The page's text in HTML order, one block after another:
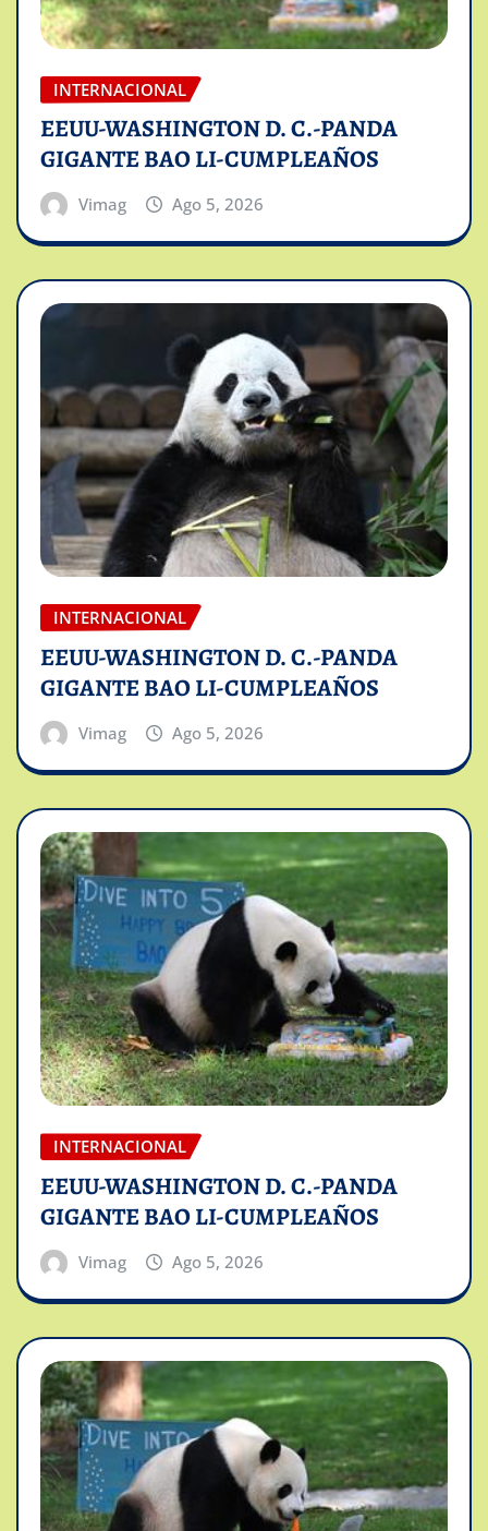
INTERNACIONAL
EEUU-WASHINGTON D. C.-PANDA
GIGANTE BAO LI-CUMPLEAÑOS
Vimag Ago 5, 2026
INTERNACIONAL
EEUU-WASHINGTON D. C.-PANDA
GIGANTE BAO LI-CUMPLEAÑOS
Vimag Ago 5, 2026
INTERNACIONAL
EEUU-WASHINGTON D. C.-PANDA
GIGANTE BAO LI-CUMPLEAÑOS
Vimag Ago 5, 2026